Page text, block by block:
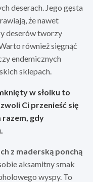
deserach. Jego gęsta
że nawet
deserów tworzy
również sięgnąć
endemicznych
sklepach.
w słoiku to
Ci przenieść się
razem, gdy
z maderską ponchą
aksamitny smak
wyspy. To